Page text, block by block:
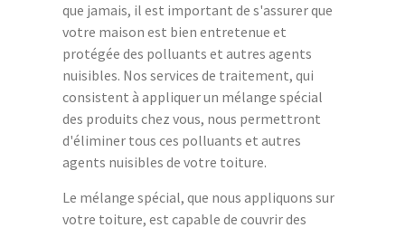
que jamais, il est important de s'assurer que
votre maison est bien entretenue et
protégée des polluants et autres agents
nuisibles. Nos services de traitement, qui
consistent à appliquer un mélange spécial
des produits chez vous, nous permettront
d'éliminer tous ces polluants et autres
agents nuisibles de votre toiture.
Le mélange spécial, que nous appliquons sur
votre toiture, est capable de couvrir des